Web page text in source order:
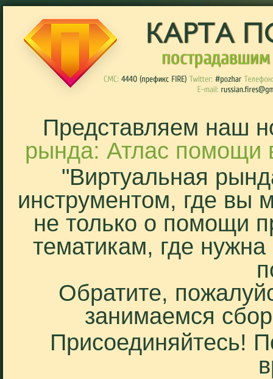
Представляем наш
рында: Атлас помощи
"Виртуальная
инструментом, где вы
не только о помощи
тематикам, где
Обратите,
занимаемся
Присоединяйтесь!